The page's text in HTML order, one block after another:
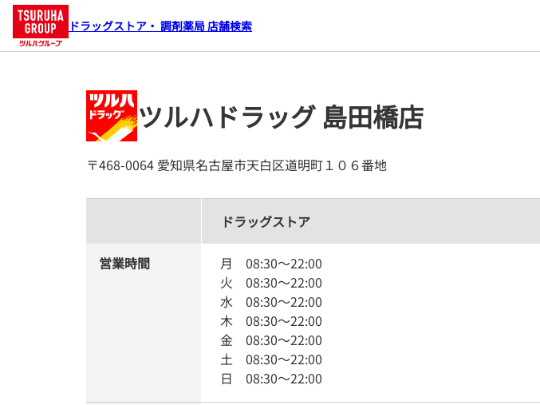
ドラッグストア・ 調剤薬局 店舗検索
ツルハドラッグ 島田橋店
〒468-0064 愛知県名古屋市天白区道明町１０６番地
ドラッグストア
営業時間 月 08:30～22:00
火 08:30～22:00
水 08:30～22:00
木 08:30～22:00
金 08:30～22:00
土 08:30～22:00
日 08:30～22:00